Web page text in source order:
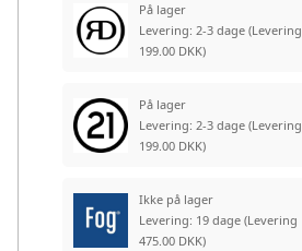
På lager
Levering: 2-3 dage (Levering
199.00 DKK)
På lager
Levering: 2-3 dage (Levering
199.00 DKK)
Ikke på lager
Levering: 19 dage (Levering
475.00 DKK)